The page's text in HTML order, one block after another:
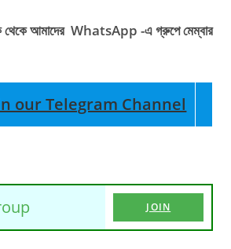
থেকে আমাদের WhatsApp -এ গ্রুপে মেম্বার
our Telegram Channel
JOIN